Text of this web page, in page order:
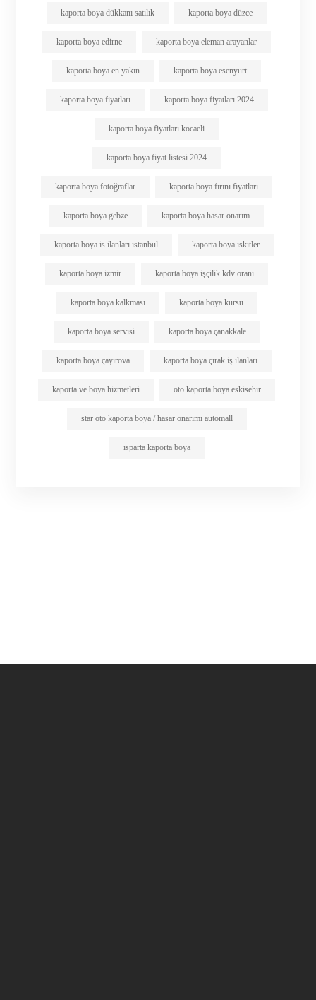
kaporta boya dükkanı satılık kaporta boya düzce
kaporta boya edirne kaporta boya eleman arayanlar
kaporta boya en yakın kaporta boya esenyurt
kaporta boya fiyatları kaporta boya fiyatları 2024
kaporta boya fiyatları kocaeli
kaporta boya fiyat listesi 2024
kaporta boya fotoğraflar kaporta boya fırını fiyatları
kaporta boya gebze kaporta boya hasar onarım
kaporta boya is ilanları istanbul kaporta boya iskitler
kaporta boya izmir kaporta boya işçilik kdv oranı
kaporta boya kalkması kaporta boya kursu
kaporta boya servisi kaporta boya çanakkale
kaporta boya çayırova kaporta boya çırak iş ilanları
kaporta ve boya hizmetleri oto kaporta boya eskisehir
star oto kaporta boya / hasar onarımı automall
ısparta kaporta boya